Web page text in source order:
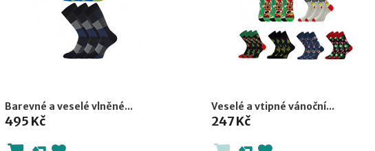
Barevné a veselé vlněné...
495 Kč
Veselé a vtipné vánoční...
247 Kč